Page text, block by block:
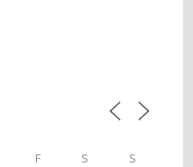
F S S